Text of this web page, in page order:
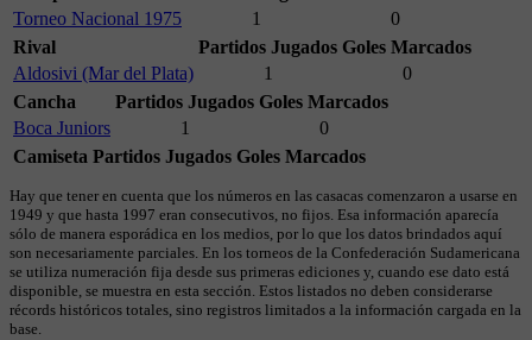
Torneo Nacional 1975
1
0
Rival
Partidos Jugados Goles Marcados
Aldosivi (Mar del Plata)
1
0
Cancha
Partidos Jugados Goles Marcados
Boca Juniors
1
0
Camiseta Partidos Jugados Goles Marcados
Hay que tener en cuenta que los números en las casacas comenzaron a usarse en
1949 y que hasta 1997 eran consecutivos, no fijos. Esa información aparecía
sólo de manera esporádica en los medios, por lo que los datos brindados aquí
son necesariamente parciales. En los torneos de la Confederación Sudamericana
se utiliza numeración fija desde sus primeras ediciones y, cuando ese dato está
disponible, se muestra en esta sección. Estos listados no deben considerarse
récords históricos totales, sino registros limitados a la información cargada en la
base.